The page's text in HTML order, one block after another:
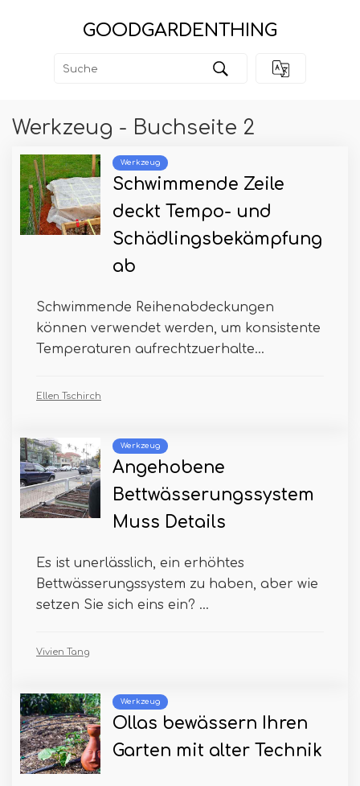
GOODGARDENTHING
Werkzeug - Buchseite 2
Werkzeug
Schwimmende Zeile
deckt Tempo- und
Schädlingsbekämpfung
ab
Schwimmende Reihenabdeckungen
können verwendet werden, um konsistente
Temperaturen aufrechtzuerhalte...
Ellen Tschirch
Werkzeug
Angehobene
Bettwässerungssystem
Muss Details
Es ist unerlässlich, ein erhöhtes
Bettwässerungssystem zu haben, aber wie
setzen Sie sich eins ein? ...
Vivien Tang
Werkzeug
Ollas bewässern Ihren
Garten mit alter Technik